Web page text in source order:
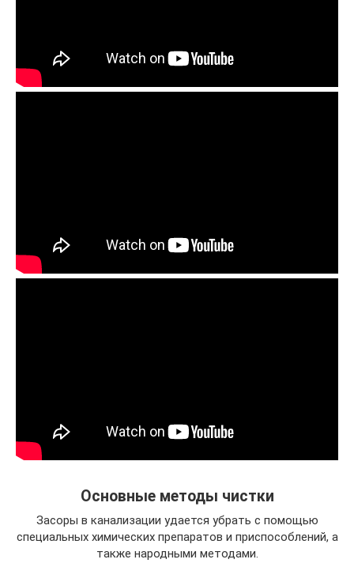
Основные методы чистки
Засоры в канализации удается убрать с помощью
специальных химических препаратов и приспособлений, а
также народными методами.